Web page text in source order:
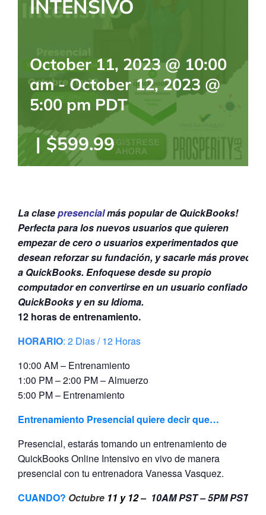
INTENSIVO
October 11, 2023 @ 10:00
am-October 12, 2023 @
5:00 pm PDT
| $599.99
La clasepresencialmás popular de QuickBooks!
Perfecta para los nuevos usuarios que quieren
empezar de cero o usuarios experimentados que
desean reforzar su fundación, y sacarle más provecho
a QuickBooks. Enfoquese desde su propio
computador en convertirse en un usuario confiado de
QuickBooks y en su Idioma.
12 horas de entrenamiento.
HORARIO: 2 Dias / 12 Horas
10:00 AM – Entrenamiento
1:00 PM – 2:00 PM – Almuerzo
5:00 PM – Entrenamiento
Entrenamiento Presencial quiere decir que…
Presencial, estarás tomando un entrenamiento de
QuickBooks Online Intensivo en vivo de manera
presencial con tu entrenadora Vanessa Vasquez.
CUANDO? Octubre 11 y 12– 10AM PST – 5PM PST